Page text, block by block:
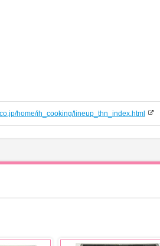
home/ih_cooking/lineup_thn_index.html